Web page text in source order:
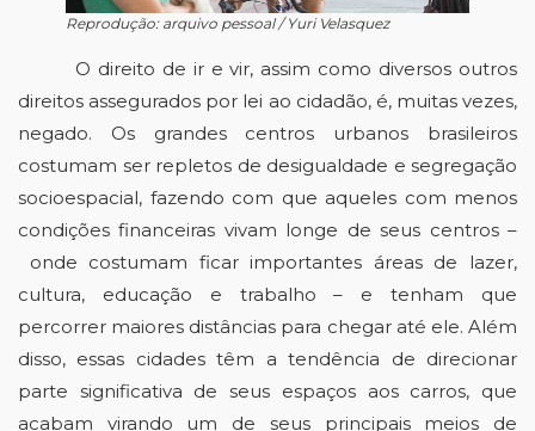
Reprodução: arquivo pessoal / Yuri Velasquez
O direito de ir e vir, assim como diversos outros
direitos assegurados por lei ao cidadão, é, muitas vezes,
negado. Os grandes centros urbanos brasileiros
costumam ser repletos de desigualdade e segregação
socioespacial, fazendo com que aqueles com menos
condições financeiras vivam longe de seus centros –
onde costumam ficar importantes áreas de lazer,
cultura, educação e trabalho – e tenham que
percorrer maiores distâncias para chegar até ele. Além
disso, essas cidades têm a tendência de direcionar
parte significativa de seus espaços aos carros, que
acabam virando um de seus principais meios de